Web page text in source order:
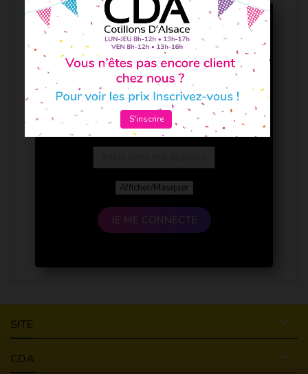
Afficher/Masquer
JE ME CONNECTE
SITE 
CDA 
S'inscrire